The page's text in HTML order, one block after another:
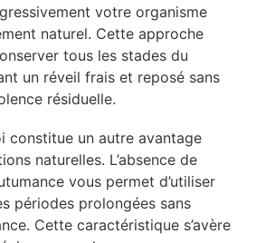
votre organisme
naturel. Cette approche
tous les stades du
un réveil frais et reposé sans
résiduelle.
constitue un autre avantage
naturelles. L’absence de
vous permet d’utiliser
périodes prolongées sans
Cette caractéristique s’avère